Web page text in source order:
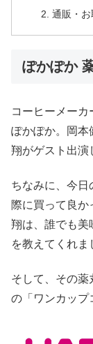
通販・
ぽかぽか
コーヒーメー
ぽかぽか。岡本
翔がゲスト出演
ちなみに、今日
際に買って良か
翔は、誰でも美
を教えてくれま
そして、その薬
の「ワンカップ